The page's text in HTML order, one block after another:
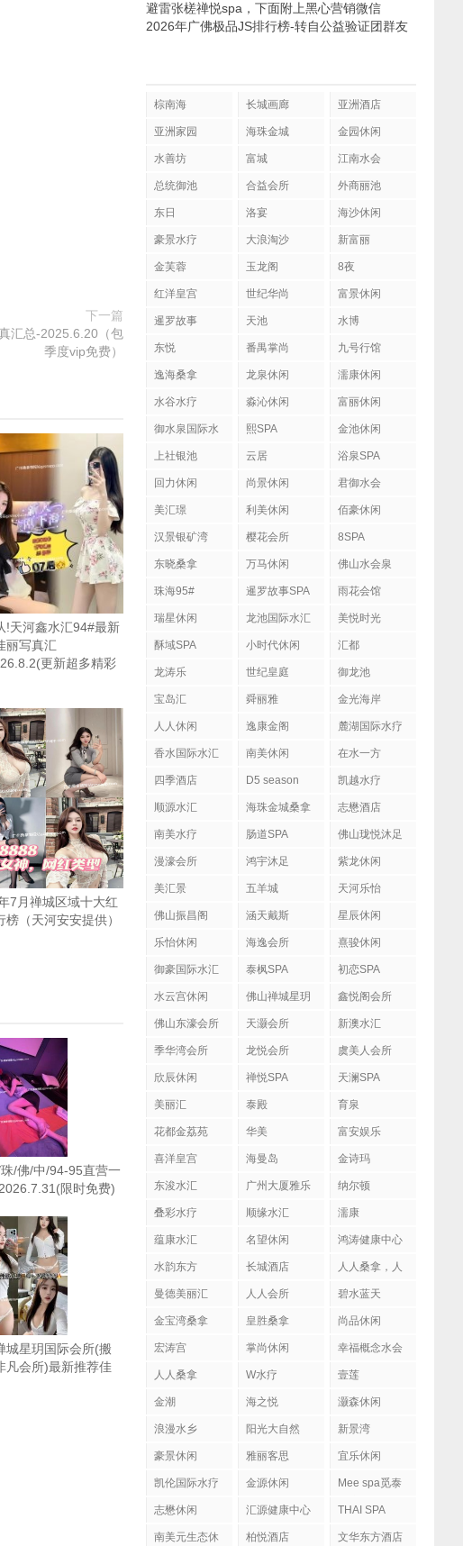
下一篇
汇总-2025.6.20（包
季度vip免费）
!天河鑫水汇94#最新
丽写真汇
更新超多精彩
7月禅城区域十大红
榜（天河安安提供）
/佛/中/94-95直营一
限时免费)
城星玥国际会所(搬
凡会所)最新推荐佳
避雷张槎禅悦spa，下面附上黑心营销微信
2026年广佛极品JS排行榜-转自公益验证团群友
棕南海 长城画廊 亚洲酒店
亚洲家园 海珠金城 金园休闲
水善坊 富城 江南水会
总统御池 合益会所 外商丽池
东日 洛宴 海沙休闲
豪景水疗 大浪淘沙 新富丽
金芙蓉 玉龙阁 8夜
红洋皇宫 世纪华尚 富景休闲
暹罗故事 天池 水博
东悦 番禺掌尚 九号行馆
逸海桑拿 龙泉休闲 濡康休闲
水谷水疗 淼沁休闲 富丽休闲
御水泉国际水
熙SPA 金池休闲
上社银池 云居 浴泉SPA
回力休闲 尚景休闲 君御水会
美汇璟 利美休闲 佰豪休闲
汉景银矿湾 樱花会所 8SPA
东晓桑拿 万马休闲 佛山水会泉
珠海95# 暹罗故事SPA 雨花会馆
瑞星休闲 龙池国际水汇 美悦时光
酥域SPA 小时代休闲 汇都
龙涛乐 世纪皇庭 御龙池
宝岛汇 舜丽雅 金光海岸
人人休闲 逸康金阁 麓湖国际水疗
香水国际水汇 南美休闲 在水一方
四季酒店 D5 season 凯越水疗
顺源水汇 海珠金城桑拿 志懋酒店
南美水疗 肠道SPA 佛山珑悦沐足
漫濠会所 鸿宇沐足 紫龙休闲
美汇景 五羊城 天河乐怡
佛山振昌阁 涵天戴斯 星辰休闲
乐怡休闲 海逸会所 熹骏休闲
御豪国际水汇 泰枫SPA 初恋SPA
水云宫休闲
佛山禅城星玥
鑫悦阁会所
佛山东濠会所 天灏会所 新澳水汇
季华湾会所 龙悦会所 虞美人会所
欣辰休闲 禅悦SPA 天澜SPA
美丽汇 泰殿 育泉
花都金荔苑 华美 富安娱乐
喜洋皇宫 海曼岛 金诗玛
东浚水汇
广州大厦雅乐
纳尔顿
叠彩水疗 顺缘水汇 濡康
蕴康水汇 名望休闲 鸿涛健康中心
水韵东方 长城酒店
人人桑拿，人
曼德美丽汇 人人会所 碧水蓝天
金宝湾桑拿 皇胜桑拿 尚品休闲
宏涛宫 掌尚休闲 幸福概念水会
人人桑拿 W水疗 壹莲
金潮 海之悦 灏森休闲
浪漫水乡 阳光大自然 新景湾
豪景休闲 雅丽客思 宜乐休闲
凯伦国际水疗 金源休闲
Mee spa觅泰
志懋休闲 汇源健康中心 THAI SPA
南美元生态休 柏悦酒店 文华东方酒店